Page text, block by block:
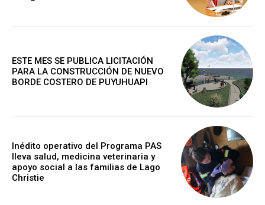
ESTE MES SE PUBLICA LICITACIÓN
PARA LA CONSTRUCCIÓN DE NUEVO
BORDE COSTERO DE PUYUHUAPI
Inédito operativo del Programa PAS
lleva salud, medicina veterinaria y
apoyo social a las familias de Lago
Christie